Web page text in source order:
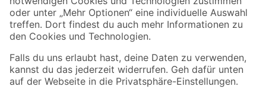
Alle Preisangaben in EUR inkl. gesetzl. MwSt.. Die dargestellten Angebote sind unter
Umständen nicht in allen Märkten verfügbar. Die angegebenen Verfügbarkeiten beziehen